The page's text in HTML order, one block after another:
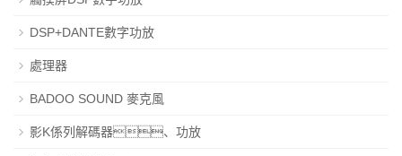
DSP+DANTE數字功放
處理器
BADOO SOUND 麥克風
影K係列解碼器、功放